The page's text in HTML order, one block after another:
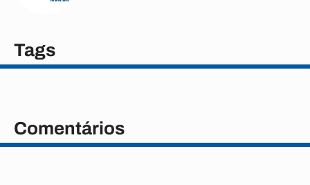
Tags
Comentários